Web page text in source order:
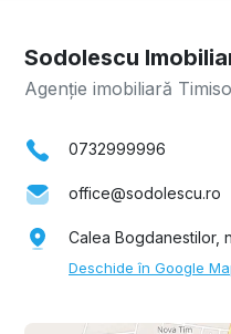
Sodolescu
Agenție imobiliară
0732999996
office@sodolescu.ro
Calea Bogdanestilor,
Deschide în Google